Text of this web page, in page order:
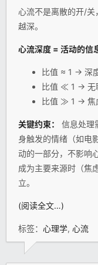
心流不是离散的开/关
越深。
心流深度 = 活动的信
比值 ≈ 1 → 深
比值 ≪ 1 → 无
比值 ≫ 1 → 焦
关键约束：
信息处理
身触发的情绪（如电
动的一部分，不影响
成为主要来源时（焦
立。
(阅读全文…)
标签： 心理学, 心流